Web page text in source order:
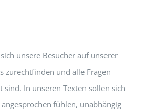
unsere Besucher auf unserer
zurechtfinden und alle Fragen
sind. In unseren Texten sollen sich
fühlen, unabhängig